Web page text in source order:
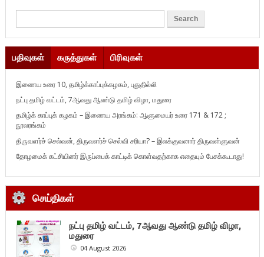
பதிவுகள் கருத்துகள் பிரிவுகள்
இணைய உரை 10, தமிழ்க்காப்புக்கழகம், புதுதில்லி
நட்பு தமிழ் வட்டம், 7ஆவது ஆண்டு தமிழ் விழா, மதுரை
தமிழ்க் காப்புக் கழகம் – இணைய அரங்கம்: ஆளுமையர் உரை 171 & 172 ;
நூலரங்கம்
திருவளர்ச் செல்வன், திருவளர்ச் செல்வி சரியா? – இலக்குவனார் திருவள்ளுவன்
தோழமைக் கட்சியினர் இருப்பைக் காட்டிக் கொள்வதற்காக எதையும் பேசக்கூடாது!
செய்திகள்
நட்பு தமிழ் வட்டம், 7ஆவது ஆண்டு தமிழ் விழா,
மதுரை
04 August 2026